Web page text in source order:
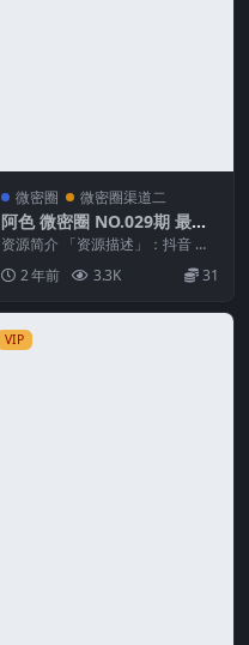
微密圈 微密圈渠道二
阿色 微密圈 NO.029期 最新
至：2024.6.29
资源简介 「资源描述」：抖音 阿
色 微密圈 NO.029期 【32P4V】最
新至...2 年前 3.3K 31
VIP